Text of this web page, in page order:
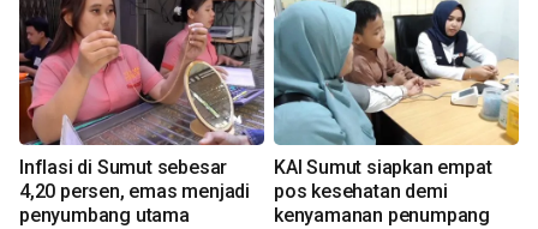
Inflasi di Sumut sebesar
4,20 persen, emas menjadi
penyumbang utama
KAI Sumut siapkan empat
pos kesehatan demi
kenyamanan penumpang